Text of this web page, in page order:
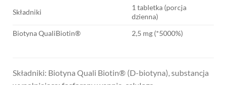
Składniki
1 tabletka (porcja
dzienna)
Biotyna QualiBiotin®
2,5 mg (*5000%)
Składniki: Biotyna Quali Biotin® (D-biotyna), substancja